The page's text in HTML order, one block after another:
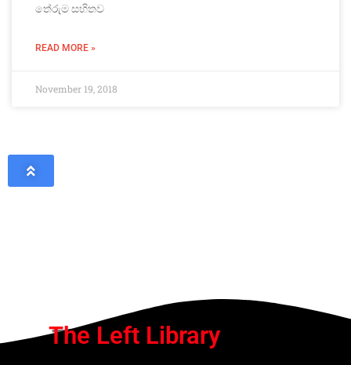
තේරුම සහිතව
READ MORE »
November 19, 2018
The Left Library